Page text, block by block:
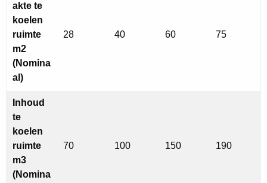
akte te
koelen
ruimte
m2
(Nomina
al)
28 40 60 75
Inhoud
te
koelen
ruimte
m3
(Nomina
70 100 150 190